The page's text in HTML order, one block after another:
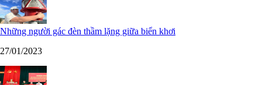
Những người gác đèn thầm lặng giữa biển khơi
27/01/2023